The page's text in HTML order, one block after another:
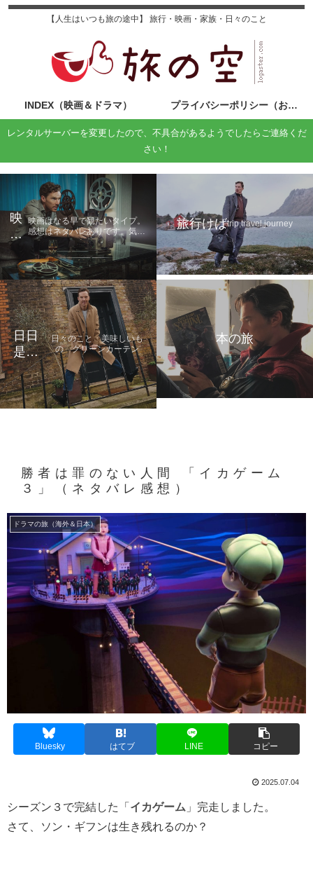
【人生はいつも旅の途中】 旅行・映画・家族・日々のこと
INDEX（映画＆ドラマ） プライバシーポリシー（お問い合わせ）
レンタルサーバーを変更したので、不具合があるようでしたらご連絡くだ
さい！
映
画
の
旅
映画はなる早で観たいタイプ。
感想はネタバレありです。気に
なる方は鑑賞後に読んでくださ
い。
旅行けばtrip,travel,journey
日日
是好
日
日々のこと 美味しいも
の グリーンカーテン
本の旅
勝者は罪のない人間 「イカゲーム
３」（ネタバレ感想）
ドラマの旅（海外＆日本）
Bluesky はてブ LINE コピー
2025.07.04
シーズン３で完結した「 イカゲーム 」完走しました。
さて、ソン・ギフンは生き残れるのか？